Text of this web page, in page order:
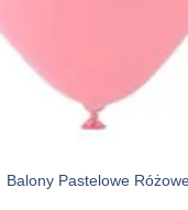
Balony Pastelowe